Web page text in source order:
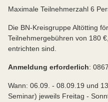
Maximale Teilnehmerzahl 6
Die BN-Kreisgruppe Altötting
Teilnehmergebühren von 180
entrichten sind.
Anmeldung erforderlich:
Wann: 06.09. - 08.09.19 und
Seminar) jeweils Freitag -